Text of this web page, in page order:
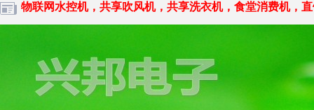
物联网水控机，共享吹风机，共享洗衣机，食堂消费机，直饮